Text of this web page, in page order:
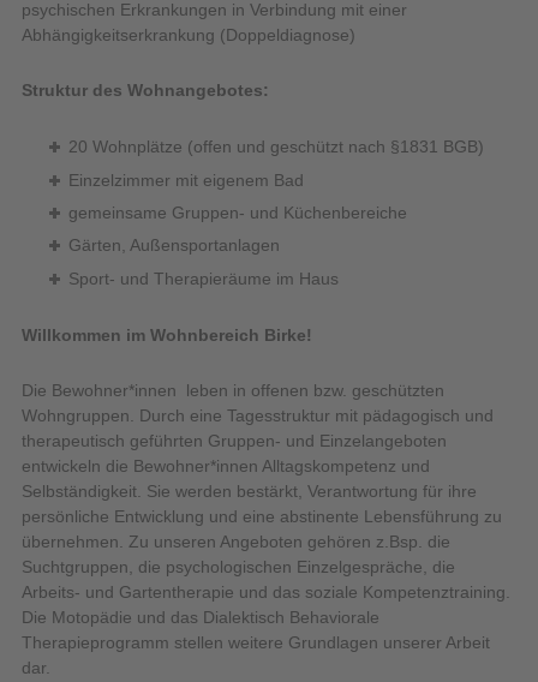
psychischen Erkrankungen in Verbindung mit einer
Abhängigkeitserkrankung (Doppeldiagnose)
Struktur des Wohnangebotes:
20 Wohnplätze (offen und geschützt nach §1831 BGB)
Einzelzimmer mit eigenem Bad
gemeinsame Gruppen- und Küchenbereiche
Gärten, Außensportanlagen
Sport- und Therapieräume im Haus
Willkommen im Wohnbereich Birke!
Die Bewohner*innen leben in offenen bzw. geschützten
Wohngruppen. Durch eine Tagesstruktur mit pädagogisch und
therapeutisch geführten Gruppen- und Einzelangeboten
entwickeln die Bewohner*innen Alltagskompetenz und
Selbständigkeit. Sie werden bestärkt, Verantwortung für ihre
persönliche Entwicklung und eine abstinente Lebensführung zu
übernehmen. Zu unseren Angeboten gehören z.Bsp. die
Suchtgruppen, die psychologischen Einzelgespräche, die
Arbeits- und Gartentherapie und das soziale Kompetenztraining.
Die Motopädie und das Dialektisch Behaviorale
Therapieprogramm stellen weitere Grundlagen unserer Arbeit
dar.